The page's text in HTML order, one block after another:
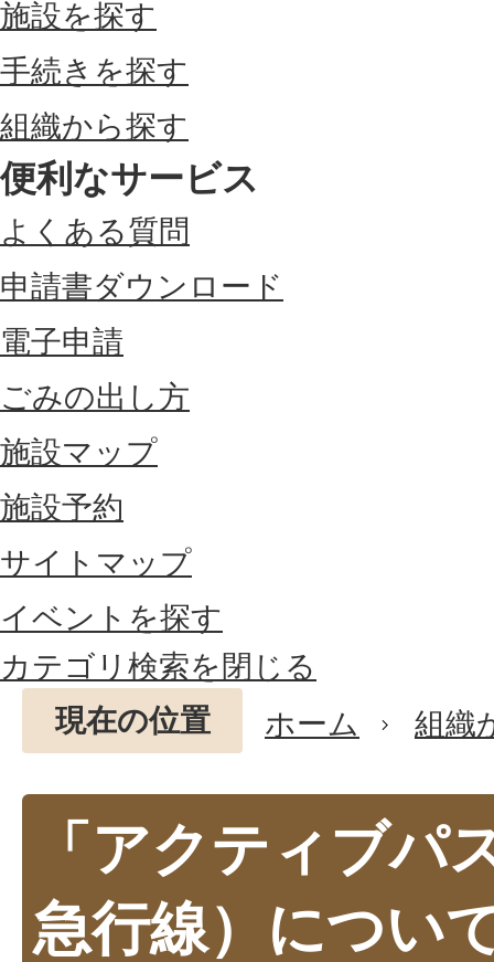
施設を探す
手続きを探す
組織から探す
便利なサービス
よくある質問
申請書ダウンロード
電子申請
ごみの出し方
施設マップ
施設予約
サイトマップ
イベントを探す
カテゴリ検索を閉じる
現在の位置
ホーム 組織
「アクティブパ
急行線）につい